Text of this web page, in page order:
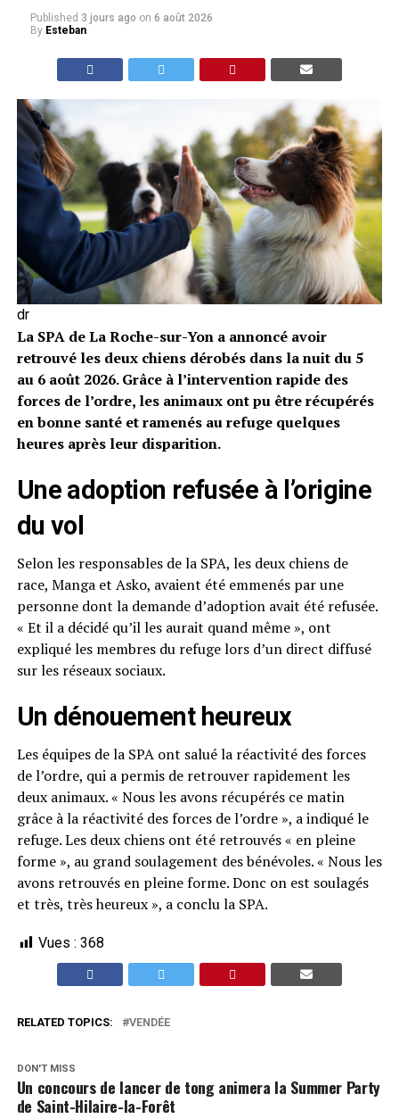
Published 3 jours ago on 6 août 2026
By Esteban
dr
La SPA de La Roche-sur-Yon a annoncé avoir
retrouvé les deux chiens dérobés dans la nuit du 5
au 6 août 2026. Grâce à l’intervention rapide des
forces de l’ordre, les animaux ont pu être récupérés
en bonne santé et ramenés au refuge quelques
heures après leur disparition.
Une adoption refusée à l’origine
du vol
Selon les responsables de la SPA, les deux chiens de
race, Manga et Asko, avaient été emmenés par une
personne dont la demande d’adoption avait été refusée.
« Et il a décidé qu’il les aurait quand même », ont
expliqué les membres du refuge lors d’un direct diffusé
sur les réseaux sociaux.
Un dénouement heureux
Les équipes de la SPA ont salué la réactivité des forces
de l’ordre, qui a permis de retrouver rapidement les
deux animaux. « Nous les avons récupérés ce matin
grâce à la réactivité des forces de l’ordre », a indiqué le
refuge. Les deux chiens ont été retrouvés « en pleine
forme », au grand soulagement des bénévoles. « Nous les
avons retrouvés en pleine forme. Donc on est soulagés
et très, très heureux », a conclu la SPA.
Vues : 368
RELATED TOPICS: VENDÉE
DON'T MISS
Un concours de lancer de tong animera la Summer Party
de Saint-Hilaire-la-Forêt